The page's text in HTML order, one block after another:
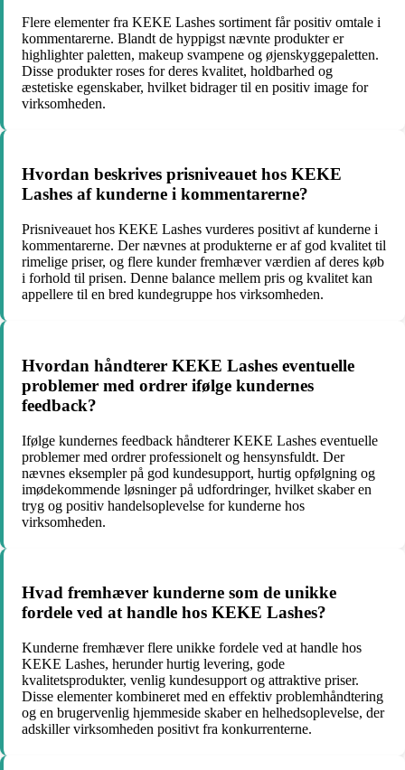
Flere elementer fra KEKE Lashes sortiment får positiv omtale i
kommentarerne. Blandt de hyppigst nævnte produkter er
highlighter paletten, makeup svampene og øjenskyggepaletten.
Disse produkter roses for deres kvalitet, holdbarhed og
æstetiske egenskaber, hvilket bidrager til en positiv image for
virksomheden.
Hvordan beskrives prisniveauet hos KEKE
Lashes af kunderne i kommentarerne?
Prisniveauet hos KEKE Lashes vurderes positivt af kunderne i
kommentarerne. Der nævnes at produkterne er af god kvalitet til
rimelige priser, og flere kunder fremhæver værdien af deres køb
i forhold til prisen. Denne balance mellem pris og kvalitet kan
appellere til en bred kundegruppe hos virksomheden.
Hvordan håndterer KEKE Lashes eventuelle
problemer med ordrer ifølge kundernes
feedback?
Ifølge kundernes feedback håndterer KEKE Lashes eventuelle
problemer med ordrer professionelt og hensynsfuldt. Der
nævnes eksempler på god kundesupport, hurtig opfølgning og
imødekommende løsninger på udfordringer, hvilket skaber en
tryg og positiv handelsoplevelse for kunderne hos
virksomheden.
Hvad fremhæver kunderne som de unikke
fordele ved at handle hos KEKE Lashes?
Kunderne fremhæver flere unikke fordele ved at handle hos
KEKE Lashes, herunder hurtig levering, gode
kvalitetsprodukter, venlig kundesupport og attraktive priser.
Disse elementer kombineret med en effektiv problemhåndtering
og en brugervenlig hjemmeside skaber en helhedsoplevelse, der
adskiller virksomheden positivt fra konkurrenterne.